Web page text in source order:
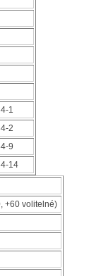
1
2
9
14
+60 volitelné)